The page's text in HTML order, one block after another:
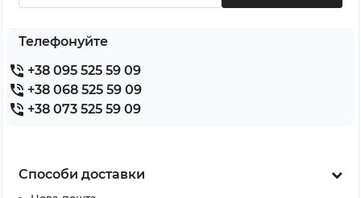
Телефонуйте
+38 095 525 59 09
+38 068 525 59 09
+38 073 525 59 09
Способи доставки